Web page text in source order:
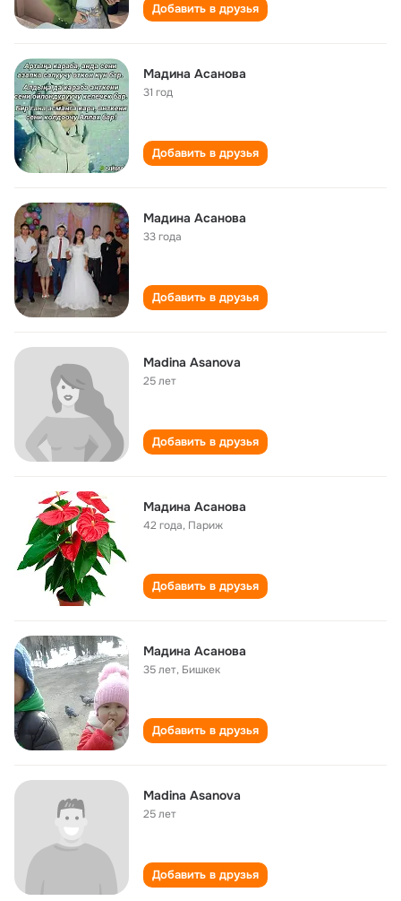
Добавить в друзья
Мадина Асанова
31 год
Добавить в друзья
Мадина Асанова
33 года
Добавить в друзья
Madina Asanova
25 лет
Добавить в друзья
Мадина Асанова
42 года, Париж
Добавить в друзья
Мадина Асанова
35 лет, Бишкек
Добавить в друзья
Madina Asanova
25 лет
Добавить в друзья